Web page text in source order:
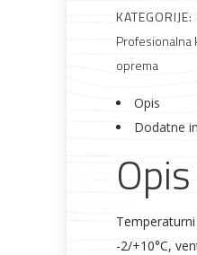
Metalna
galanterija
KATEGORIJE:
Profesionalna
oprema
Opis
Dodatne
Opis
-2/+10°C,